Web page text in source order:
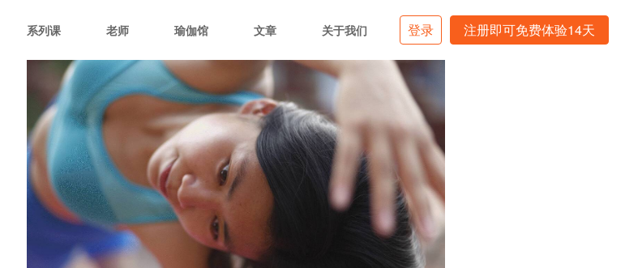
系列课 老师 瑜伽馆 文章 关于我们 登录 注册即可免费体验14天